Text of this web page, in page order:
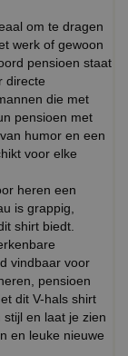
om te dragen
werk of gewoon
pensioen staat
directe
die met
pensioen met
humor en een
voor elke
heren een
is grappig,
shirt biedt.
vindbaar voor
pensioen
dit V-hals shirt
en laat je zien
en leuke nieuwe